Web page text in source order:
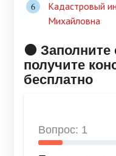
Кадастровый
Михайловна
🟠 Заполните
получите
бесплатно